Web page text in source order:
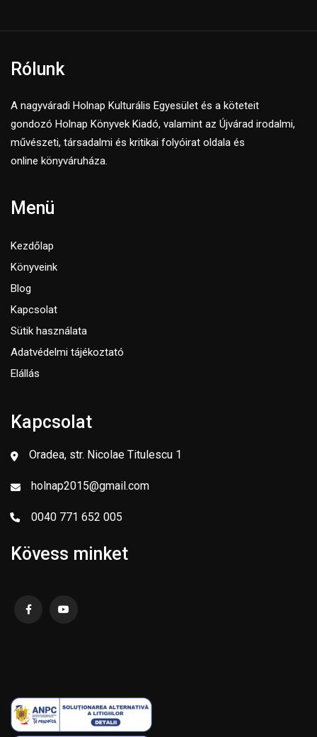
Rólunk
A nagyváradi Holnap Kulturális Egyesület és a köteteit
gondozó Holnap Könyvek Kiadó, valamint az Újvárad irodalmi,
művészeti, társadalmi és kritikai folyóirat oldala és
online könyváruháza.
Menü
Kezdőlap
Könyveink
Blog
Kapcsolat
Sütik használata
Adatvédelmi tájékoztató
Elállás
Kapcsolat
Oradea, str. Nicolae Titulescu 1
holnap2015@gmail.com
0040 771 652 005
Kövess minket